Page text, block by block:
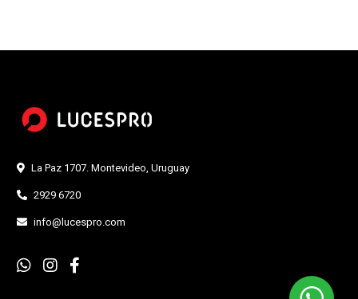
La Paz 1707. Montevideo, Uruguay
2929 6720
info@lucespro.com